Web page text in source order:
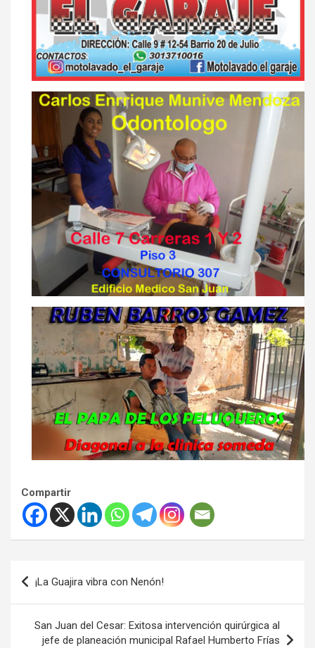
Compartir
Navegación
de
entradas
¡La Guajira vibra con Nenón!
San Juan del Cesar: Exitosa intervención quirúrgica al
jefe de planeación municipal Rafael Humberto Frías